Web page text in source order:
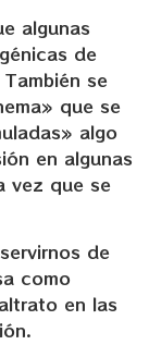
algunas
de
se
que se
algo
en algunas
vez que se
de
como
en las